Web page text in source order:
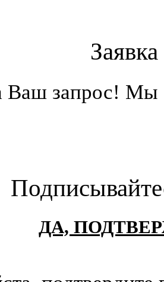
Ваш запрос!
ДА,